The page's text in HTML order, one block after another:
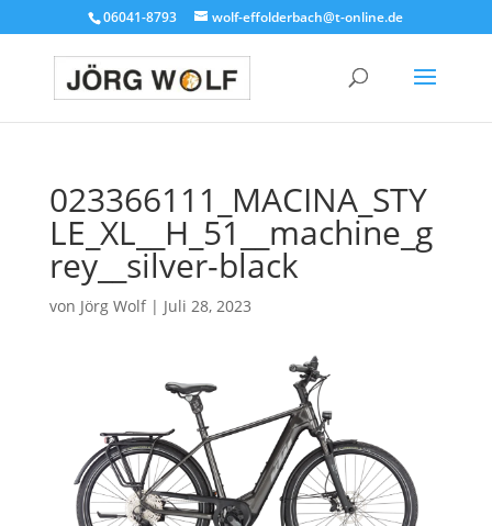
06041-8793 wolf-effolderbach@t-online.de
023366111_MACINA_STY
LE_XL__H_51__machine_g
rey__silver-black
von Jörg Wolf| Juli 28, 2023